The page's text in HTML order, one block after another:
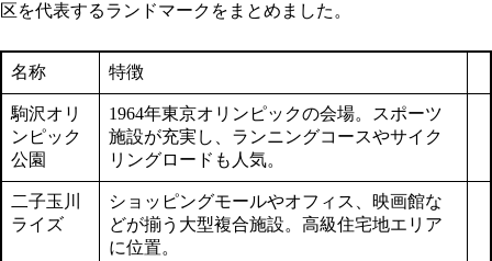
区を代表するランドマークをまとめました。
名称 特徴
駒沢オリ
ンピック
公園
1964年東京オリンピックの会場。スポーツ
施設が充実し、ランニングコースやサイク
リングロードも人気。
二子玉川
ライズ
ショッピングモールやオフィス、映画館な
どが揃う大型複合施設。高級住宅地エリア
に位置。